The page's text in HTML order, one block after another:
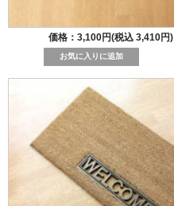
価格：3,100円(税込 3,410円)